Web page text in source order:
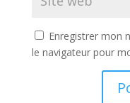
Enregistrer mon
le navigateur pour